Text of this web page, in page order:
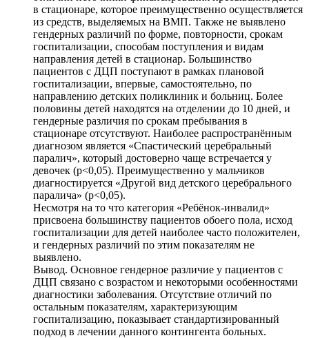
в стационаре, которое преимущественно осуществляется
из средств, выделяемых на ВМП. Также не выявлено
гендерных различий по форме, повторности, срокам
госпитализации, способам поступления и видам
направления детей в стационар. Большинство
пациентов с ДЦП поступают в рамках плановой
госпитализации, впервые, самостоятельно, по
направлению детских поликлиник и больниц. Более
половины детей находятся на отделении до 10 дней, и
гендерные различия по срокам пребывания в
стационаре отсутствуют. Наиболее распространённым
диагнозом является «Спастический церебральный
паралич», который достоверно чаще встречается у
девочек (p<0,05). Преимущественно у мальчиков
диагностируется «Другой вид детского церебрального
паралича» (p<0,05).
Несмотря на то что категория «Ребёнок-инвалид»
присвоена большинству пациентов обоего пола, исход
госпитализации для детей наиболее часто положителен,
и гендерных различий по этим показателям не
выявлено.
Вывод. Основное гендерное различие у пациентов с
ДЦП связано с возрастом и некоторыми особенностями
диагностики заболевания. Отсутствие отличий по
остальным показателям, характеризующим
госпитализацию, показывает стандартизированный
подход в лечении данного контингента больных.